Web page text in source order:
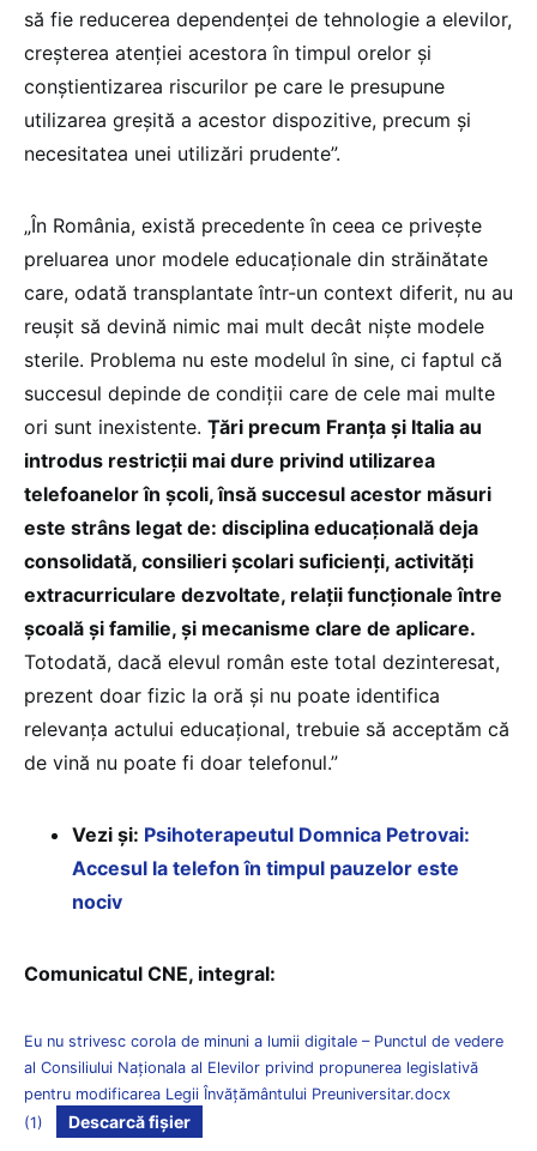
să fie reducerea dependenței de tehnologie a elevilor,
creșterea atenției acestora în timpul orelor și
conștientizarea riscurilor pe care le presupune
utilizarea greșită a acestor dispozitive, precum și
necesitatea unei utilizări prudente”.
„În România, există precedente în ceea ce privește
preluarea unor modele educaționale din străinătate
care, odată transplantate într-un context diferit, nu au
reușit să devină nimic mai mult decât niște modele
sterile. Problema nu este modelul în sine, ci faptul că
succesul depinde de condiții care de cele mai multe
ori sunt inexistente. Țări precum Franța și Italia au
introdus restricții mai dure privind utilizarea
telefoanelor în școli, însă succesul acestor măsuri
este strâns legat de: disciplina educațională deja
consolidată, consilieri școlari suficienți, activități
extracurriculare dezvoltate, relații funcționale între
școală și familie, și mecanisme clare de aplicare.
Totodată, dacă elevul român este total dezinteresat,
prezent doar fizic la oră și nu poate identifica
relevanța actului educațional, trebuie să acceptăm că
de vină nu poate fi doar telefonul.”
Vezi și: Psihoterapeutul Domnica Petrovai:
Accesul la telefon în timpul pauzelor este
nociv
Comunicatul CNE, integral:
Eu nu strivesc corola de minuni a lumii digitale – Punctul de vedere
al Consiliului Naționala al Elevilor privind propunerea legislativă
pentru modificarea Legii Învățământului Preuniversitar.docx
(1)
Descarcă fișier